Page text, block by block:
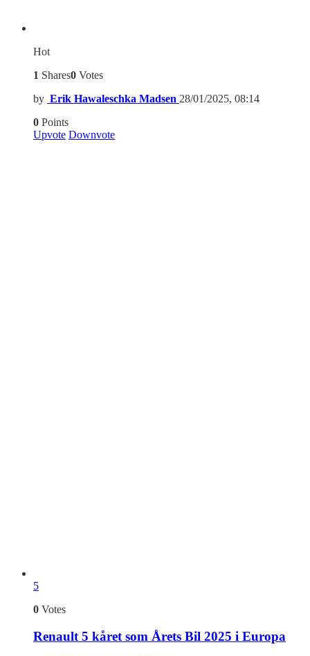
Hot
1 Shares0 Votes
by Erik Hawaleschka Madsen 28/01/2025, 08:14
0 Points
Upvote Downvote
5
0 Votes
Renault 5 kåret som Årets Bil 2025 i Europa